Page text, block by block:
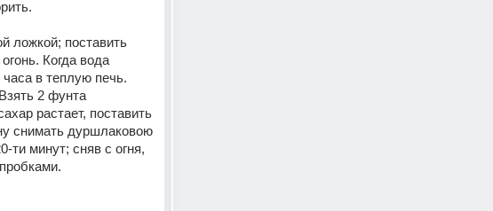
ложкой; поставить
Когда вода
часа в теплую печь.
2 фунта
растает, поставить
снимать дуршлаковою
ти минут; сняв с огня,